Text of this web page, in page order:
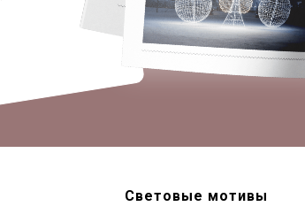
Световые мотивы